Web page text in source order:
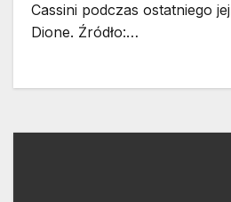
Cassini podczas ostatniego
Dione. Źródło:…